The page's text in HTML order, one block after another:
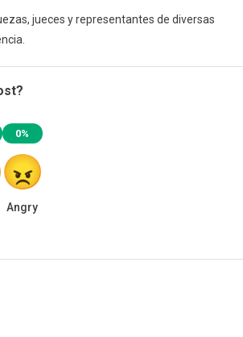
jueces y representantes de diversas
0%
Angry